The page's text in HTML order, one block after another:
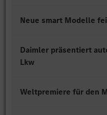
Neue smart Modelle
Daimler präsentiert
Lkw
Weltpremiere für den